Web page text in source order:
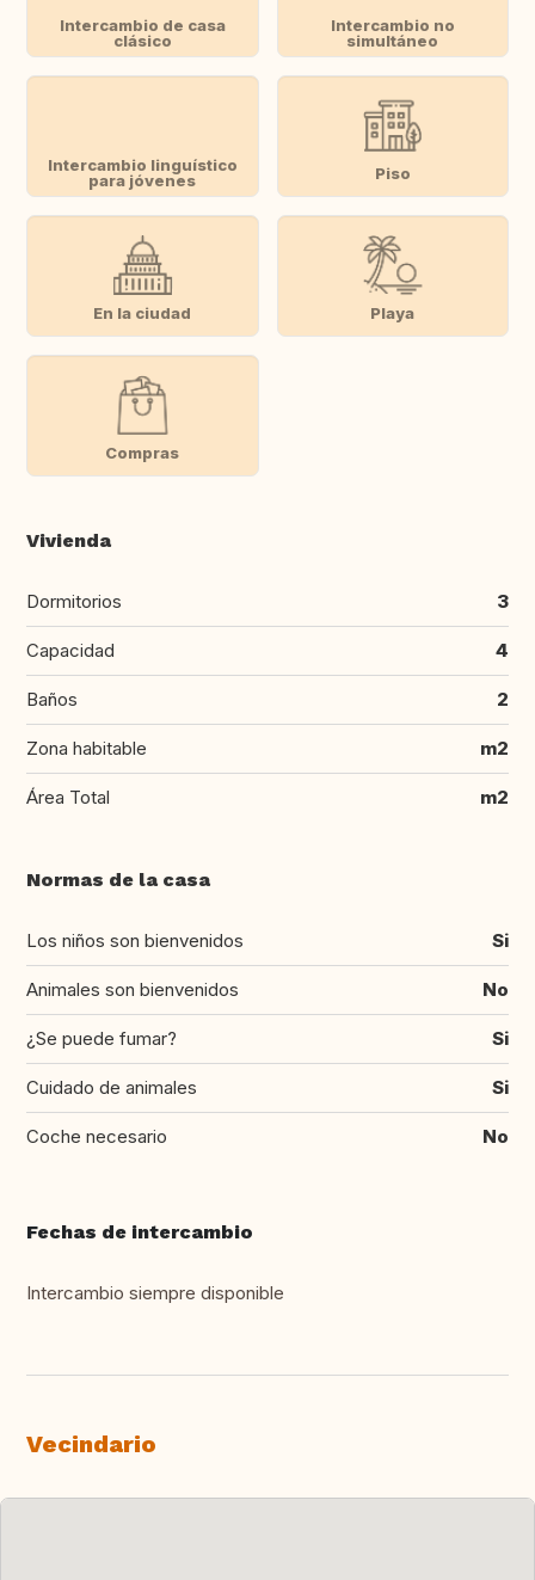
Intercambio de casa
clásico
Intercambio no
simultáneo
Intercambio linguístico
para jóvenes
Piso
En la ciudad Playa
Compras
Vivienda
Dormitorios 3
Capacidad 4
Baños 2
Zona habitable m2
Área Total m2
Normas de la casa
Los niños son bienvenidos Si
Animales son bienvenidos No
¿Se puede fumar? Si
Cuidado de animales Si
Coche necesario No
Fechas de intercambio
Intercambio siempre disponible
Vecindario